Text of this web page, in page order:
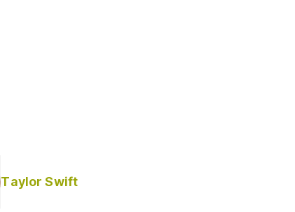
Taylor Swift